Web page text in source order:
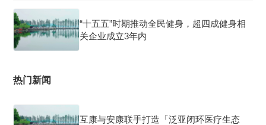
“十五五”时期推动全民健身，超四成健身相
关企业成立3年内
热门新闻
互康与安康联手打造「泛亚闭环医疗生态